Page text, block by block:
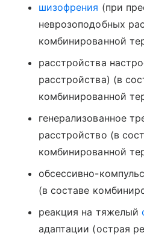
шизофрения (при
неврозоподобных
комбинированной
расстройства
расстройства) (в
комбинированной
генерализованное
расстройство (в
комбинированной
обсессивно-
(в составе
реакция на тяжелый
адаптации (острая